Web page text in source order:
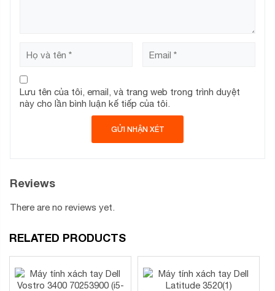
Lưu tên của tôi, email, và trang web trong trình duyệt
này cho lần bình luận kế tiếp của tôi.
Reviews
There are no reviews yet.
RELATED PRODUCTS